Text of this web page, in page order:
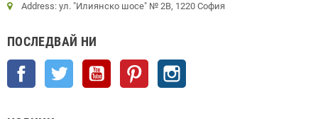
Address: ул. "Илиянско шосе" № 2В, 1220 София
ПОСЛЕДВАЙ НИ
Facebook Twitter YouTube Pinterest